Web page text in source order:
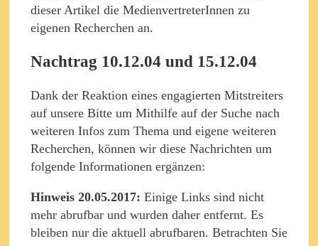
dieser Artikel die MedienvertreterInnen zu
eigenen Recherchen an.
Nachtrag 10.12.04 und 15.12.04
Dank der Reaktion eines engagierten Mitstreiters
auf unsere Bitte um Mithilfe auf der Suche nach
weiteren Infos zum Thema und eigene weiteren
Recherchen, können wir diese Nachrichten um
folgende Informationen ergänzen:
Hinweis 20.05.2017: Einige Links sind nicht
mehr abrufbar und wurden daher entfernt. Es
bleiben nur die aktuell abrufbaren. Betrachten Sie